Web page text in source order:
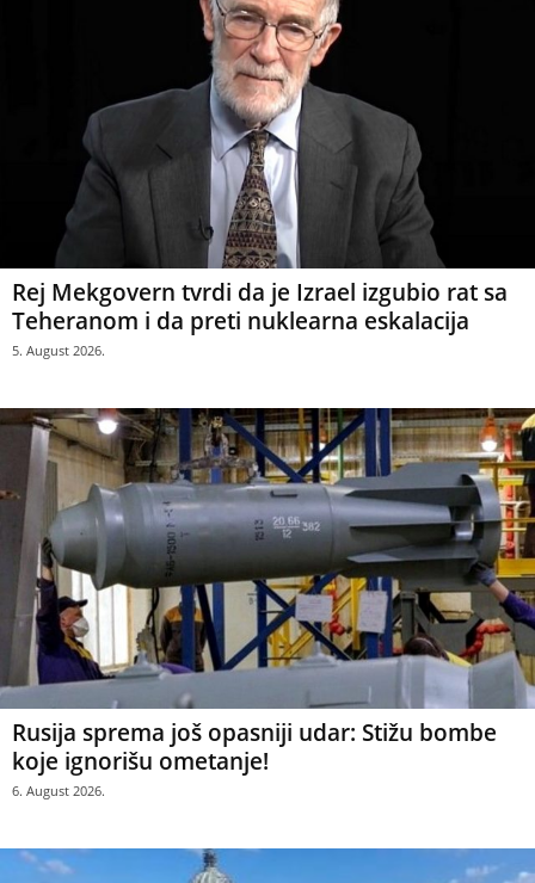
Rej Mekgovern tvrdi da je Izrael izgubio rat sa
Teheranom i da preti nuklearna eskalacija
5. August 2026.
Rusija sprema još opasniji udar: Stižu bombe
koje ignorišu ometanje!
6. August 2026.